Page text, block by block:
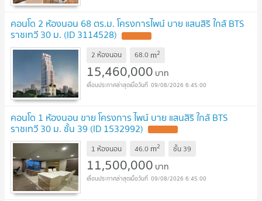
คอนโด 2 ห้องนอน 68 ตร.ม. โครงการไพน์ บาย แสนสิริ ใกล้ BTS
ราชเทวี 30 ม. (ID 3114528)
2 ห้องนอน 68.0 m2
15,460,000 บาท
09/08/2026 6:45:00
คอนโด 1 ห้องนอน ขาย โครงการ ไพน์ บาย แสนสิริ ใกล้ BTS
ราชเทวี 30 ม. ชั้น 39 (ID 1532992)
1 ห้องนอน 46.0 m2 ชั้น 39
11,500,000 บาท
09/08/2026 6:45:00